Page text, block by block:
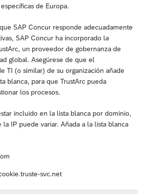
de Europa.
SAP Concur responde adecuadamente
SAP Concur ha incorporado la
un proveedor de gobernanza de
global. Asegúrese de que el
TI (o similar) de su organización añade
blanca, para que TrustArc pueda
los procesos.
incluido en la lista blanca por dominio,
la IP puede variar. Añada a la lista blanca
svc.net